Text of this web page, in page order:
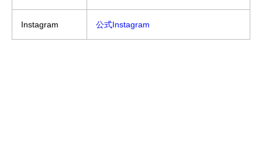
Instagram 公式Instagram